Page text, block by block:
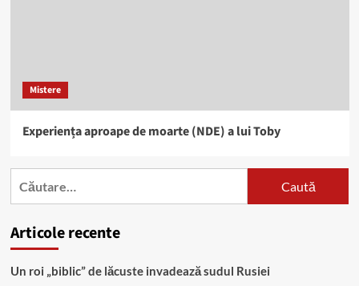
Mistere
Experiența aproape de moarte (NDE) a lui Toby
Caută
Articole recente
Un roi „biblic” de lăcuste invadează sudul Rusiei